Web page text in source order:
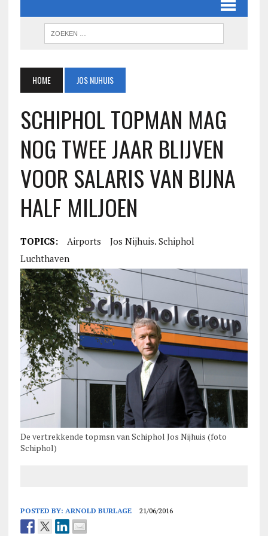
HOME JOS NIJHUIS
SCHIPHOL TOPMAN MAG
NOG TWEE JAAR BLIJVEN
VOOR SALARIS VAN BIJNA
HALF MILJOEN
TOPICS: Airports
Jos Nijhuis. Schiphol
Luchthaven
De vertrekkende topmsn van Schiphol Jos Nijhuis (foto
Schiphol)
POSTED BY: ARNOLD BURLAGE 21/06/2016